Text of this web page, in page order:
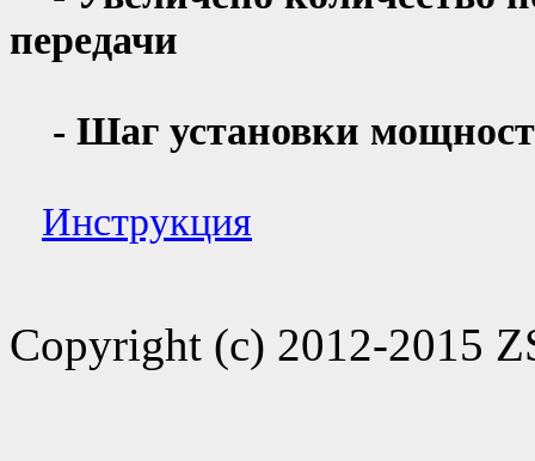
передачи
- Шаг установки
Инструкция
Copyright (c) 2012-2015